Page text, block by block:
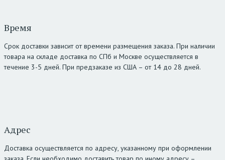
Время
Срок доставки зависит от времени размещения заказа. При наличии
товара на складе доставка по СПб и Москве осуществляется в
течение 3-5 дней. При предзаказе из США – от 14 до 28 дней.
Адрес
Доставка осуществляется по адресу, указанному при оформлении